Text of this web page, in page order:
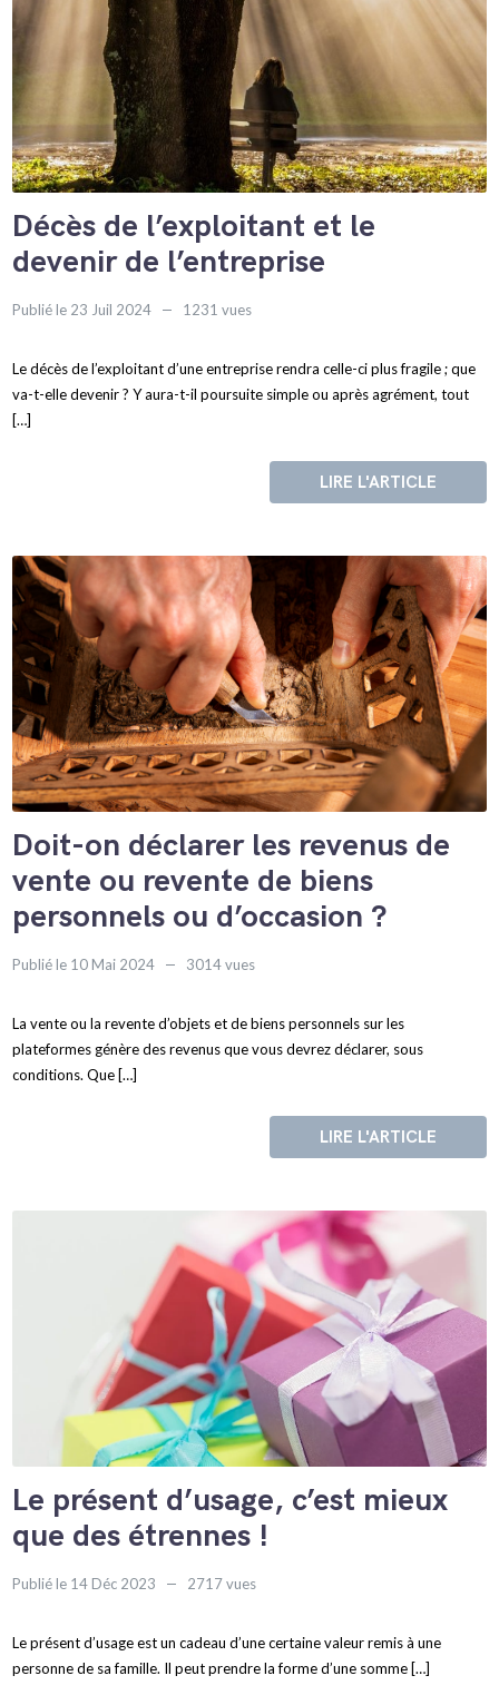
Décès de l’exploitant et le
devenir de l’entreprise
Publié le 23 Juil 2024 1231 vues
Le décès de l’exploitant d’une entreprise rendra celle-ci plus fragile ; que
va-t-elle devenir ? Y aura-t-il poursuite simple ou après agrément, tout
[…]
LIRE L'ARTICLE
Doit-on déclarer les revenus de
vente ou revente de biens
personnels ou d’occasion ?
Publié le 10 Mai 2024 3014 vues
La vente ou la revente d’objets et de biens personnels sur les
plateformes génère des revenus que vous devrez déclarer, sous
conditions. Que […]
LIRE L'ARTICLE
Le présent d’usage, c’est mieux
que des étrennes !
Publié le 14 Déc 2023 2717 vues
Le présent d’usage est un cadeau d’une certaine valeur remis à une
personne de sa famille. Il peut prendre la forme d’une somme […]